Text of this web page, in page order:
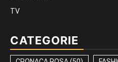
TV
CATEGORIE